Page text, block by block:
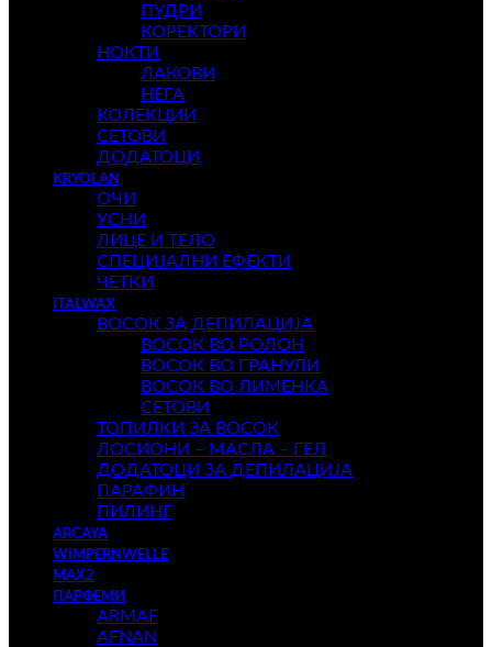
ПУДРИ
КОРЕКТОРИ
НОКТИ
ЛАКОВИ
НЕГА
КОЛЕКЦИИ
СЕТОВИ
ДОДАТОЦИ
KRYOLAN
ОЧИ
УСНИ
ЛИЦЕ И ТЕЛО
СПЕЦИЈАЛНИ ЕФЕКТИ
ЧЕТКИ
ITALWAX
ВОСОК ЗА ДЕПИЛАЦИЈА
ВОСОК ВО РОЛОН
ВОСОК ВО ГРАНУЛИ
ВОСОК ВО ЛИМЕНКА
СЕТОВИ
ТОПИЛКИ ЗА ВОСОК
ЛОСИОНИ – МАСЛА – ГЕЛ
ДОДАТОЦИ ЗА ДЕПИЛАЦИЈА
ПАРАФИН
ПИЛИНГ
ARCAYA
WIMPERNWELLE
MAX2
ПАРФЕМИ
ARMAF
AFNAN